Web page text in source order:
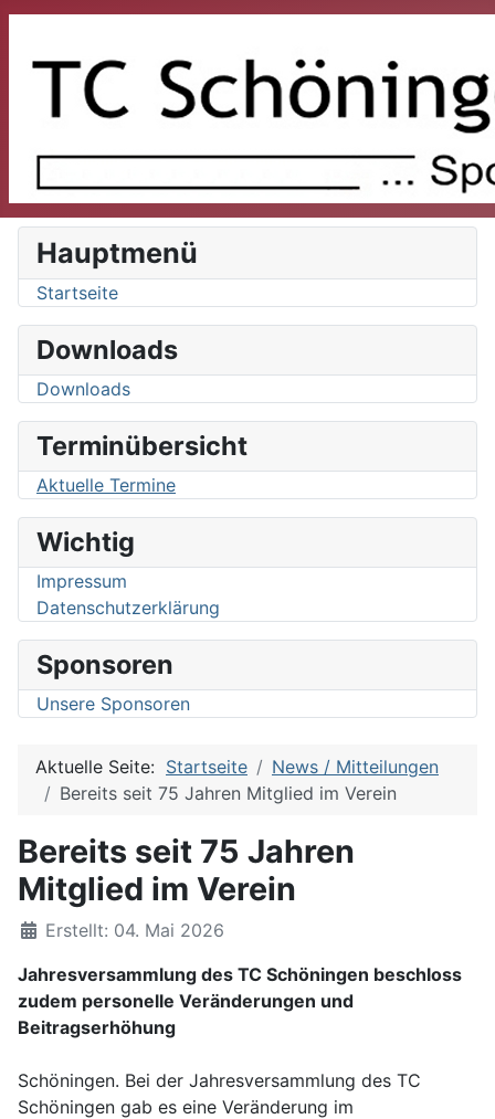
Hauptmenü
Startseite
Downloads
Downloads
Terminübersicht
Aktuelle Termine
Wichtig
Impressum
Datenschutzerklärung
Sponsoren
Unsere Sponsoren
Aktuelle Seite: Startseite
News / Mitteilungen
Bereits seit 75 Jahren Mitglied im Verein
Bereits seit 75 Jahren
Mitglied im Verein
DetailsErstellt: 04. Mai 2026
Jahresversammlung des TC Schöningen beschloss
zudem personelle Veränderungen und
Beitragserhöhung
Schöningen. Bei der Jahresversammlung des TC
Schöningen gab es eine Veränderung im